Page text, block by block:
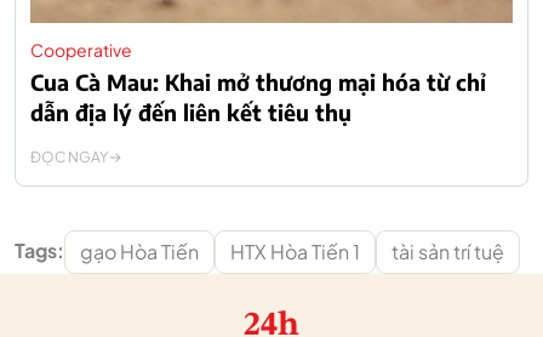
Cooperative
Cua Cà Mau: Khai mở thương mại hóa từ chỉ
dẫn địa lý đến liên kết tiêu thụ
ĐỌC NGAY
Tags: gạo Hòa Tiến HTX Hòa Tiến 1 tài sản trí tuệ
24h